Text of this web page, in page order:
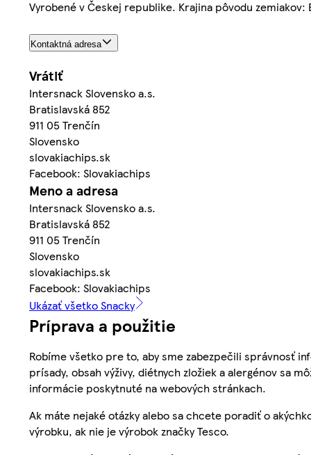
Vyrobené v Českej republike. Krajina pôvodu zemiakov:
Kontaktná adresa
Vrátiť
Intersnack Slovensko a.s.
Bratislavská 852
911 05 Trenčín
Slovensko
slovakiachips.sk
Facebook: Slovakiachips
Meno a adresa
Intersnack Slovensko a.s.
Bratislavská 852
911 05 Trenčín
Slovensko
slovakiachips.sk
Facebook: Slovakiachips
Ukázať všetko Snacky
Príprava a použitie
Robíme všetko pre to, aby sme zabezpečili správnosť
prísady, obsah výživy, diétnych zložiek a alergénov sa
informácie poskytnuté na webových stránkach.
Ak máte nejaké otázky alebo sa chcete poradiť o
výrobku, ak nie je výrobok značky Tesco.